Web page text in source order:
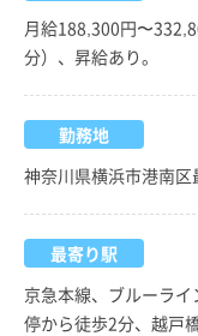
月給188,300円〜
分）、昇給あり。
勤務地
神奈川県横浜市港南
最寄り駅
京急本線、ブルーラ
停から徒歩2分、越戸